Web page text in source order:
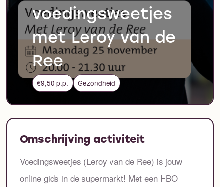
voedingsweetjes
met Leroy van de
Ree
€9,50 p.p. Gezondheid
Omschrijving activiteit
Voedingsweetjes (Leroy van de Ree) is jouw
online gids in de supermarkt! Met een HBO